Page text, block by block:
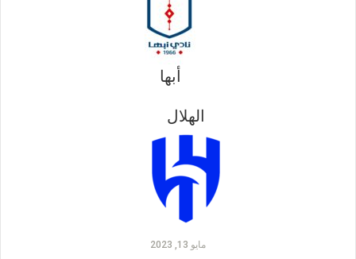
أبها
الهلال
مايو 13, 2023